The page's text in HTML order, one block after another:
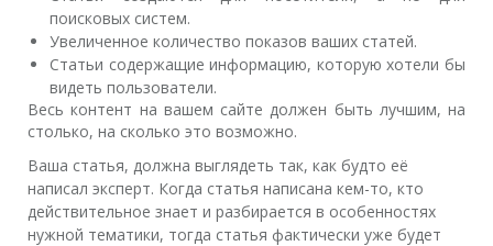
поисковых систем.
Увеличенное количество показов ваших статей.
Статьи содержащие информацию, которую хотели бы
видеть пользователи.
Весь контент на вашем сайте должен быть лучшим, на
столько, на сколько это возможно.
Ваша статья, должна выглядеть так, как будто её
написал эксперт. Когда статья написана кем-то, кто
действительное знает и разбирается в особенностях
нужной тематики, тогда статья фактически уже будет